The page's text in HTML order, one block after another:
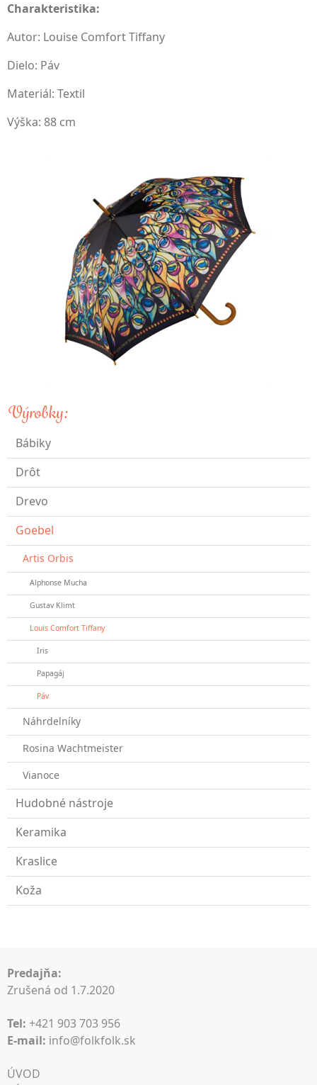
Charakteristika:
Autor: Louise Comfort Tiffany
Dielo: Páv
Materiál: Textil
Výška: 88 cm
Výrobky:
Bábiky
Drôt
Drevo
Goebel
Artis Orbis
Alphonse Mucha
Gustav Klimt
Louis Comfort Tiffany
Iris
Papagáj
Páv
Náhrdelníky
Rosina Wachtmeister
Vianoce
Hudobné nástroje
Keramika
Kraslice
Koža
Predajňa:
Zrušená od 1.7.2020
Tel: +421 903 703 956
E-mail: info@folkfolk.sk
ÚVOD